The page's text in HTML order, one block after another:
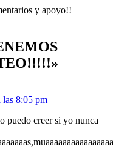
y apoyo!!
las 8:05 pm
puedo creer si yo nunca